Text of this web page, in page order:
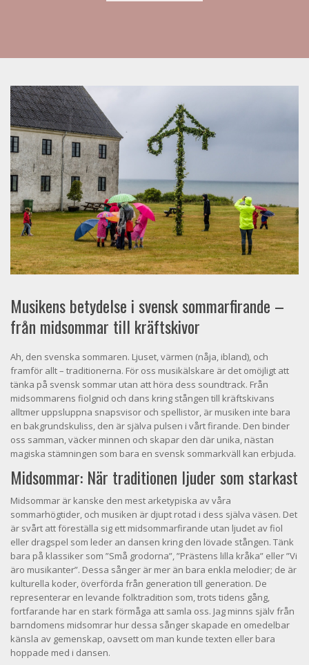
Musikens betydelse i svensk sommarfirande –
från midsommar till kräftskivor
Ah, den svenska sommaren. Ljuset, värmen (nåja, ibland), och
framför allt – traditionerna. För oss musikälskare är det omöjligt att
tänka på svensk sommar utan att höra dess soundtrack. Från
midsommarens fiolgnid och dans kring stången till kräftskivans
alltmer uppsluppna snapsvisor och spellistor, är musiken inte bara
en bakgrundskuliss, den är själva pulsen i vårt firande. Den binder
oss samman, väcker minnen och skapar den där unika, nästan
magiska stämningen som bara en svensk sommarkväll kan erbjuda.
Midsommar: När traditionen ljuder som starkast
Midsommar är kanske den mest arketypiska av våra
sommarhögtider, och musiken är djupt rotad i dess själva väsen. Det
är svårt att föreställa sig ett midsommarfirande utan ljudet av fiol
eller dragspel som leder an dansen kring den lövade stången. Tänk
bara på klassiker som ”Små grodorna”, ”Prästens lilla kråka” eller ”Vi
äro musikanter”. Dessa sånger är mer än bara enkla melodier; de är
kulturella koder, överförda från generation till generation. De
representerar en levande folktradition som, trots tidens gång,
fortfarande har en stark förmåga att samla oss. Jag minns själv från
barndomens midsomrar hur dessa sånger skapade en omedelbar
känsla av gemenskap, oavsett om man kunde texten eller bara
hoppade med i dansen.